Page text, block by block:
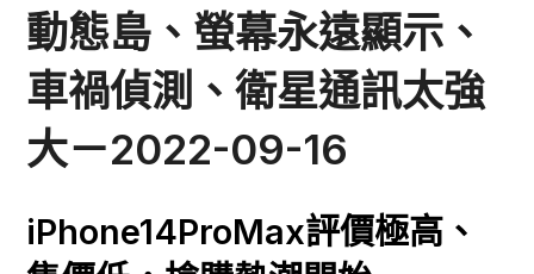
動態島、螢幕永遠顯示、
車禍偵測、衛星通訊太強
大－2022-09-16
iPhone14ProMax評價極高、